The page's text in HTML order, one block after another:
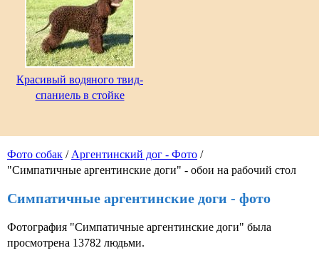
Фото собак / Аргентинский дог - Фото /
"Симпатичные аргентинские доги" - обои на рабочий стол
Симпатичные аргентинские доги - фото
Фотография "Симпатичные аргентинские доги" была
просмотрена 13782 людьми.
Красивый водяного твид-
спаниель в стойке